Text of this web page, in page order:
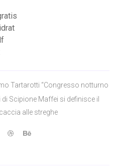
Tartarotti “Congresso notturno
Scipione Maffei si definisce il
alle streghe